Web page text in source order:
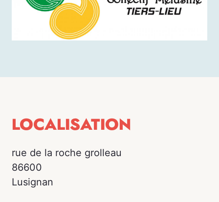
LOCALISATION
rue de la roche grolleau
86600
Lusignan